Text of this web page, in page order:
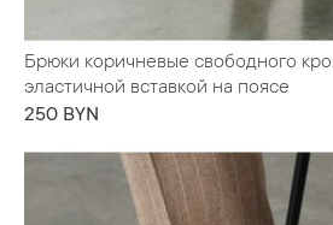
Брюки коричневые свободного
эластичной вставкой на поясе
250 BYN